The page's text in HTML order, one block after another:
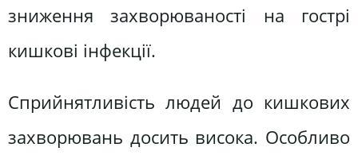
зниження захворюваності на гострі
кишкові інфекції.
Сприйнятливість людей до кишкових
захворювань досить висока. Особливо